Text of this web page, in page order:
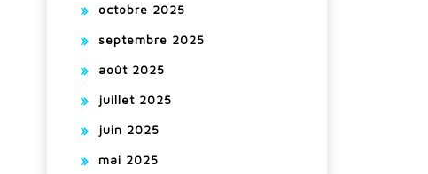
octobre 2025
septembre 2025
août 2025
juillet 2025
juin 2025
mai 2025